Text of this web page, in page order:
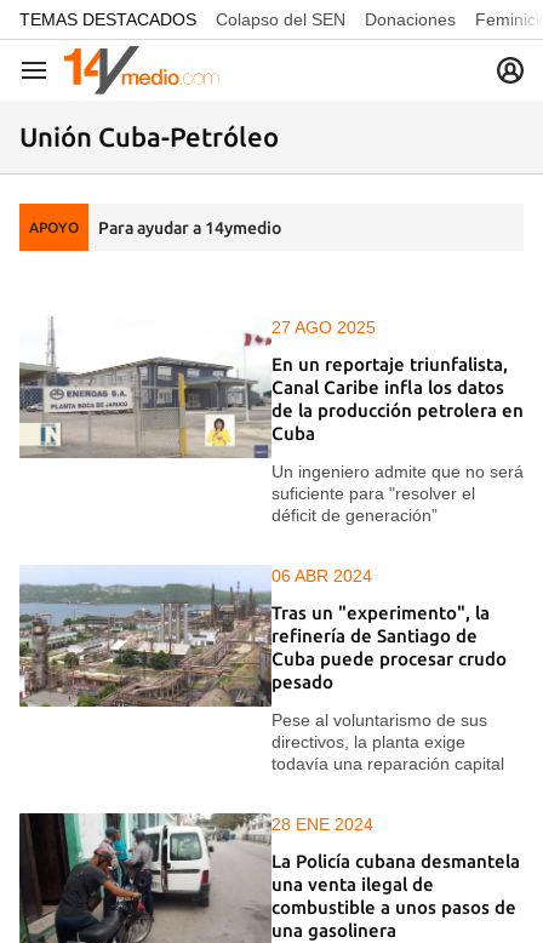
common.go-to-content
TEMAS DESTACADOS Colapso del SEN Donaciones
Navegación
Unión Cuba-Petróleo
APOYO Para ayudar a 14ymedio
27 AGO 2025
En un reportaje triunfalista,
Canal Caribe infla los datos
de la producción petrolera en
Cuba
Un ingeniero admite que no será
suficiente para "resolver el
déficit de generación”
06 ABR 2024
Tras un "experimento", la
refinería de Santiago de
Cuba puede procesar crudo
pesado
Pese al voluntarismo de sus
directivos, la planta exige
todavía una reparación capital
28 ENE 2024
La Policía cubana desmantela
una venta ilegal de
combustible a unos pasos de
una gasolinera